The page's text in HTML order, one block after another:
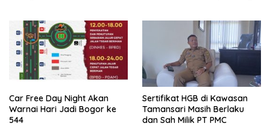
Car Free Day Night Akan
Warnai Hari Jadi Bogor ke
544
Sertifikat HGB di Kawasan
Tamansari Masih Berlaku
dan Sah Milik PT PMC